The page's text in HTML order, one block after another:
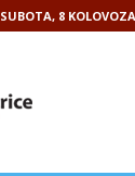
SUBOTA, 8